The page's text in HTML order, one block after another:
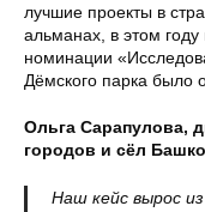
лучшие проекты в
альманах, в этом
номинации
Дёмского парка было
Ольга Сарапулова,
городов и сёл
Наш кейс вырос